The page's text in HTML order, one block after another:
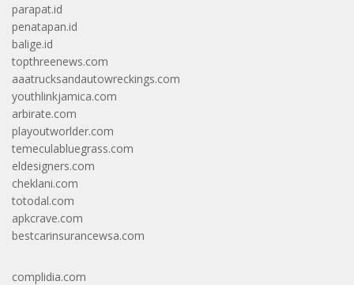
parapat.id
penatapan.id
balige.id
topthreenews.com
aaatrucksandautowreckings.com
youthlinkjamica.com
arbirate.com
playoutworlder.com
temeculabluegrass.com
eldesigners.com
cheklani.com
totodal.com
apkcrave.com
bestcarinsurancewsa.com
complidia.com